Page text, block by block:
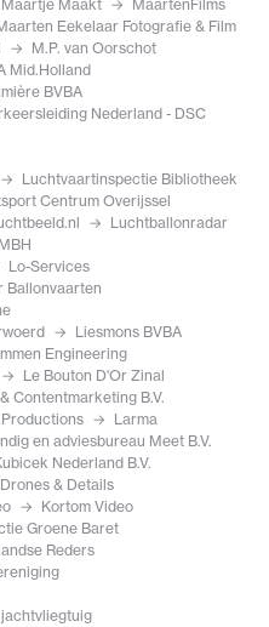
Maartje Maakt
MaartenFilms
Eekelaar Fotografie & Film
M.P. van Oorschot
Mid.Holland
BVBA
Nederland - DSC
Luchtvaartinspectie Bibliotheek
Centrum Overijssel
Luchtballonradar
Lo-Services
Ballonvaarten
Liesmons BVBA
Engineering
Le Bouton D'Or Zinal
Contentmarketing B.V.
Larma
en adviesbureau Meet B.V.
Nederland B.V.
& Details
Kortom Video
Groene Baret
Reders